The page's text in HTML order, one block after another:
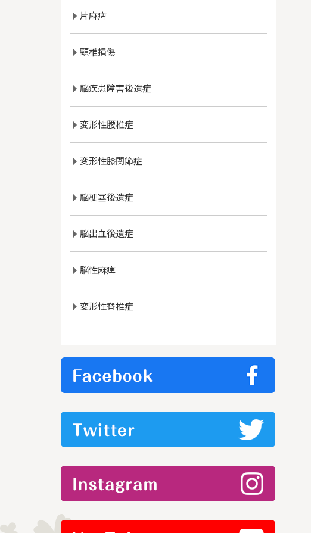
片麻痺
頸椎損傷
脳疾患障害後遺症
変形性腰椎症
変形性膝関節症
脳梗塞後遺症
脳出血後遺症
脳性麻痺
変形性脊椎症